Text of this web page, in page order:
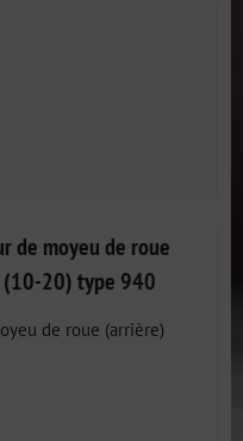
de moyeu de roue
(10-20) type 940
de roue (arrière)